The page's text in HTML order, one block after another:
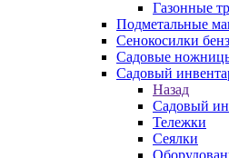
Газонные
Подметальные
Сенокосилки
Садовые
Садовый
Назад
Садовый
Тележки
Сеялки